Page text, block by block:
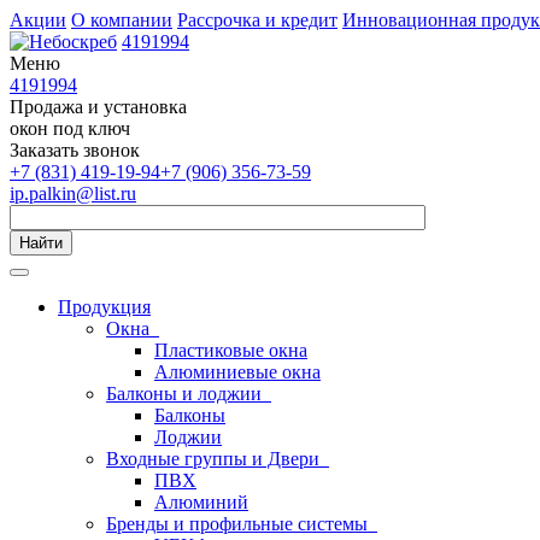
Акции О компании Рассрочка и кредит Инновационная
4191994
Меню
4191994
Продажа и установка
окон под ключ
Заказать звонок
+7 (831) 419-19-94+7 (906) 356-73-59
ip.palkin@list.ru
Найти
Продукция
Окна
Пластиковые окна
Алюминиевые окна
Балконы и лоджии
Балконы
Лоджии
Входные группы и Двери
ПВХ
Алюминий
Бренды и профильные системы